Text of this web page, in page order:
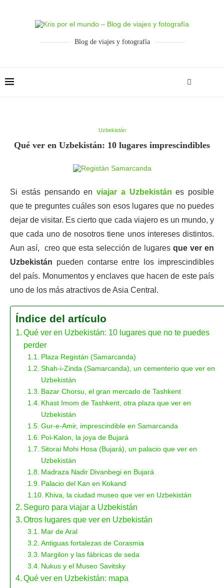
Blog de viajes y fotografía
Uzbekistán
Qué ver en Uzbekistán: 10 lugares imprescindibles
Si estás pensando en viajar a Uzbekistán es posible
que te preguntes cuáles son esos lugares que no puedes
dejar de visitar. Es cierto que cada viajero es un mundo, y
que cada uno de nosotros tiene unos intereses distintos.
Aun así, creo que esta selección de lugares que ver en
Uzbekistán pueden contarse entre los imprescindibles
del país. Monumentos y enclaves que hacen de este país
uno de los más atractivos de Asia Central.
Índice del artículo
Qué ver en Uzbekistán: 10 lugares que no te puedes
perder
Plaza Registán (Samarcanda)
Shah-i-Zinda (Samarcanda), un cementerio que ver en
Uzbekistán
Bazar Chorsu, el gran mercado de Tashkent
Khast Imom de Tashkent, otra plaza que ver en
Uzbekistán
Gur-e-Amir, imprescindible en Samarcanda
Poi-Kalon, la joya de Bujará
Sitorai Mohi Hosa (Bujará), un palacio que ver en
Uzbekistán
Madraza Nadir Divanbegi en Bujará
Palacio del Kan en Kokand
Khiva, la ciudad museo que ver en Uzbekistán
Seguro para viajar a Uzbekistán
Otros lugares que ver en Uzbekistán
Mar de Aral
Antiguas fortalezas de Corasmia
Margilon y las fábricas de seda
Nukus y el Museo Savitsky
Qué ver en Uzbekistán: mapa